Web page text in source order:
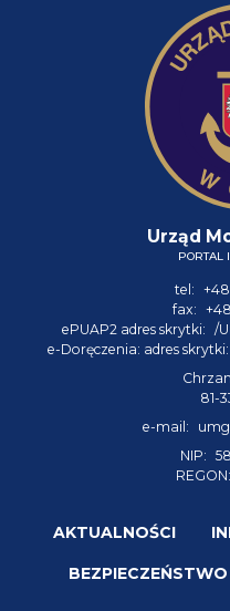
Urząd
PORTAL
tel: +48
fax:
ePUAP2 adres skrytki: /
e-Doręczenia: adres skrytki:
81-
e-mail:
NIP:
REGON:
AKTUALNOŚCI